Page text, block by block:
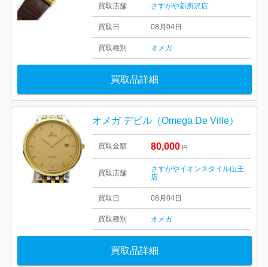
買取店舗 さすがや新所沢店
買取日 08月04日
買取種別 オメガ
買取品詳細
オメガ デビル（Omega De Ville）
買取金額 80,000 円
買取店舗
さすがやイオンスタイル山王
店
買取日 08月04日
買取種別 オメガ
買取品詳細